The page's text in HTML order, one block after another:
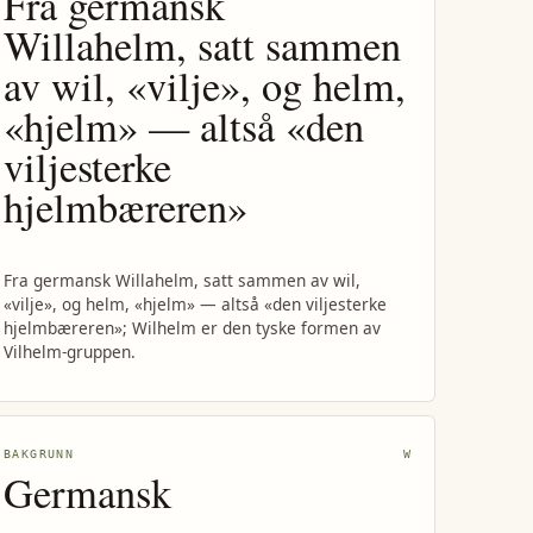
Willahelm, satt sammen
av wil, «vilje», og helm,
«hjelm» — altså «den
viljesterke
hjelmbæreren»
Fra germansk Willahelm, satt sammen av wil,
«vilje», og helm, «hjelm» — altså «den viljesterke
hjelmbæreren»; Wilhelm er den tyske formen av
Vilhelm-gruppen.
BAKGRUNN W
Germansk